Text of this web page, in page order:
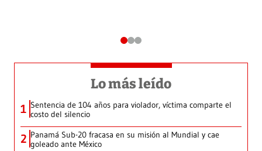
Lo más leído
1 Sentencia de 104 años para violador, víctima comparte el
costo del silencio
2 Panamá Sub-20 fracasa en su misión al Mundial y cae
goleado ante México